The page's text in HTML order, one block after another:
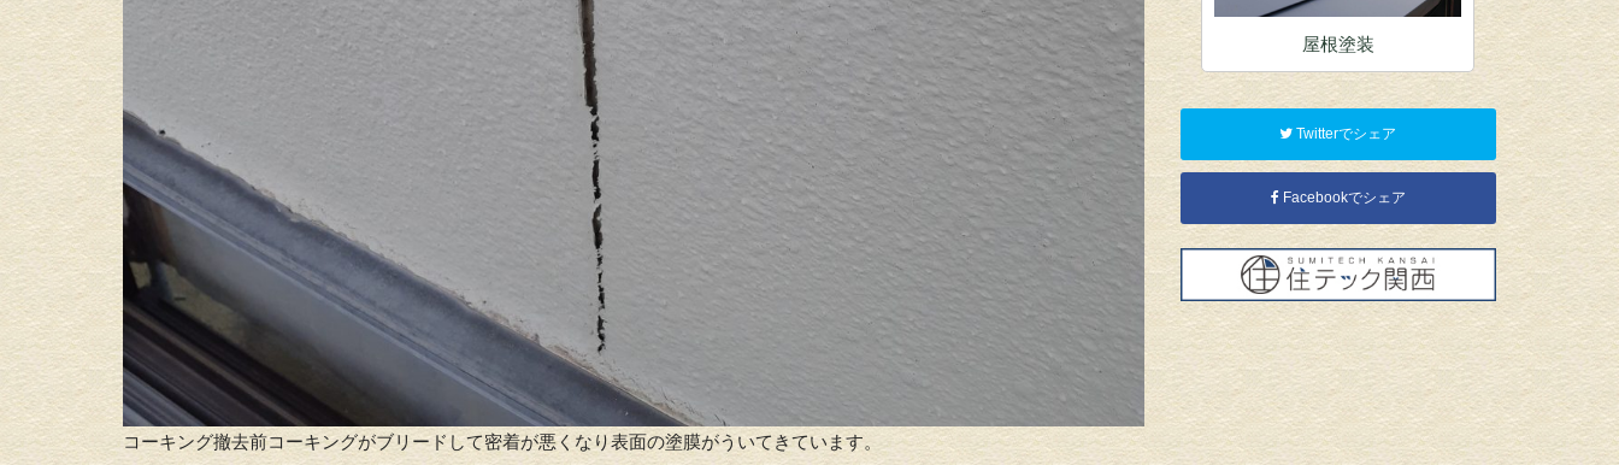
コーキング撤去前コーキングがブリードして密着が悪くなり表面の塗膜がういてきています。
塀塗装 外壁塗装 屋根塗装 内
Twitterでシェア
Facebookでシェア